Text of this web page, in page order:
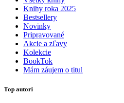
Knihy roka 2025
Bestsellery
Novinky
Pripravované
Akcie a zľavy
Kolekcie
BookTok
Mám záujem o titul
Top autori